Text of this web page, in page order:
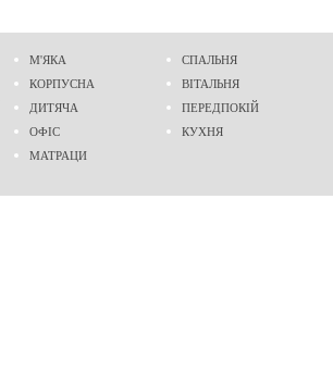
М'ЯКА
КОРПУСНА
ДИТЯЧА
ОФІС
МАТРАЦИ
СПАЛЬНЯ
ВІТАЛЬНЯ
ПЕРЕДПОКІЙ
КУХНЯ